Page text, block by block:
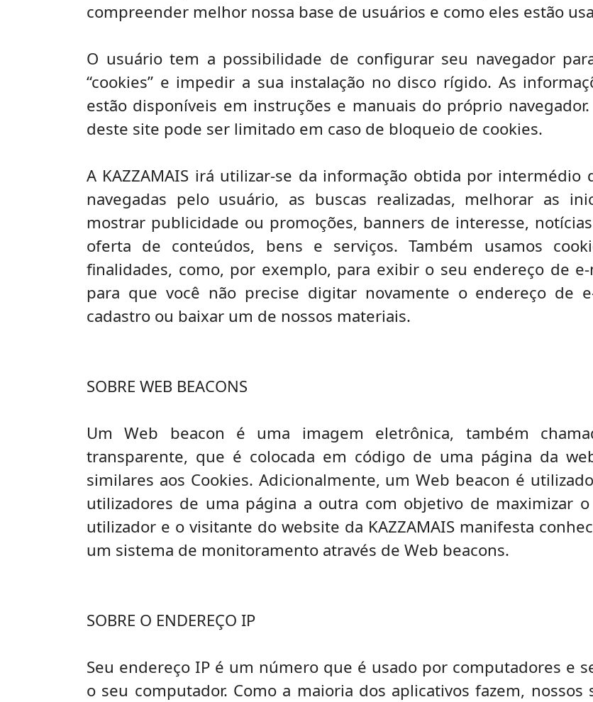
compreender melhor nossa base de usuários e como eles estão
O usuário tem a possibilidade de configurar seu navegador
“cookies” e impedir a sua instalação no disco rígido. As
estão disponíveis em instruções e manuais do próprio
deste site pode ser limitado em caso de bloqueio de cookies.
A KAZZAMAIS irá utilizar-se da informação obtida por intermédio
navegadas pelo usuário, as buscas realizadas, melhorar as
mostrar publicidade ou promoções, banners de interesse,
oferta de conteúdos, bens e serviços. Também usamos
finalidades, como, por exemplo, para exibir o seu endereço de
para que você não precise digitar novamente o endereço de
cadastro ou baixar um de nossos materiais.
SOBRE WEB BEACONS
Um Web beacon é uma imagem eletrônica, também
transparente, que é colocada em código de uma página da
similares aos Cookies. Adicionalmente, um Web beacon é
utilizadores de uma página a outra com objetivo de maximizar
utilizador e o visitante do website da KAZZAMAIS manifesta
um sistema de monitoramento através de Web beacons.
SOBRE O ENDEREÇO IP
Seu endereço IP é um número que é usado por computadores e
o seu computador. Como a maioria dos aplicativos fazem,